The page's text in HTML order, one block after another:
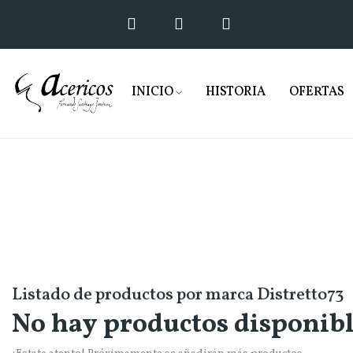
INICIO HISTORIA OFERTAS
Listado de productos por marca Distretto73
No hay productos